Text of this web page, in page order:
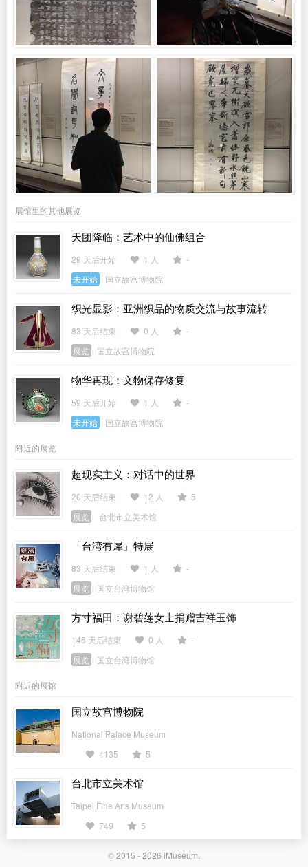
展馆里的其他展览
天团降临：艺术中的仙佛组合
29 天后开始 1 人
-
未开始
国立故宫博物院
织光显影：亚洲织品的物质交流与故事流转
83 天后结束 0 人
-
展览
国立故宫博物院
物华再现：文物保存修复
59 天后开始 1 人
-
未开始
国立故宫博物院
附近的展览
超现实主义：对话中的世界
20 天后结束 12 人
5
展览
台北市立美术馆
「台湾有犀」特展
83 天后结束 1 人
-
展览
国立台湾博物馆
方寸福田：谢碧莲女士捐赠吉祥玉饰
146 天后结束 0 人
-
展览
国立台湾博物馆
附近的展馆
国立故宫博物院
National Palace Museum
4135
5
台北市立美术馆
Taipei Fine Arts Museum
749
5
© 2015 - 2026 iMuseum